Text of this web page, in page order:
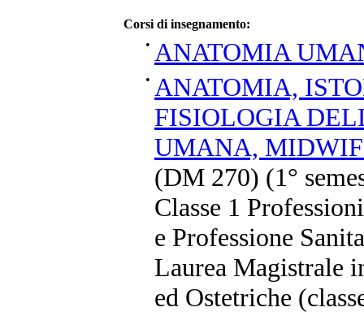
Corsi di insegnamento:
• ANATOMIA
• ANATOMIA,
FISIOLOGIA
UMANA,
(DM 270) (1°
Classe 1
e Professione
Laurea Magistrale
ed Ostetriche